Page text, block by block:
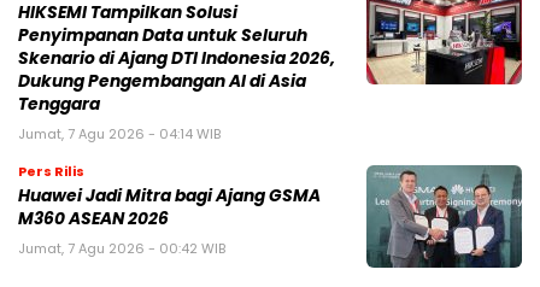
HIKSEMI Tampilkan Solusi
Penyimpanan Data untuk Seluruh
Skenario di Ajang DTI Indonesia 2026,
Dukung Pengembangan AI di Asia
Tenggara
Jumat, 7 Agu 2026 - 04:14 WIB
Pers Rilis
Huawei Jadi Mitra bagi Ajang GSMA
M360 ASEAN 2026
Jumat, 7 Agu 2026 - 00:42 WIB